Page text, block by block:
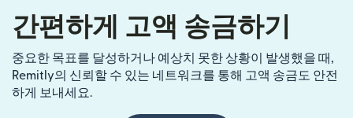
간편하게 고액 송금하기
중요한 목표를 달성하거나 예상치 못한 상황이 발생했을 때,
Remitly의 신뢰할 수 있는 네트워크를 통해 고액 송금도 안전
하게 보내세요.